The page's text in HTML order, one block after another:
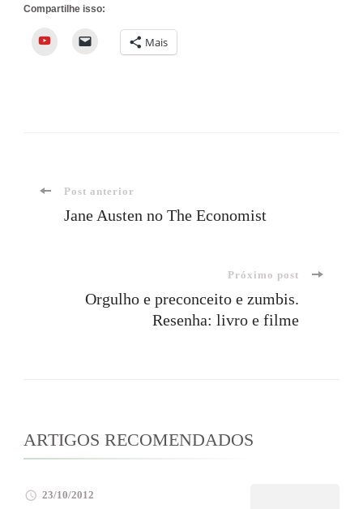
Compartilhe isso:
YouTube Mais
Navegação
post
Post anterior
Jane Austen no The Economist
Próximo post
Orgulho e preconceito e zumbis.
Resenha: livro e filme
ARTIGOS RECOMENDADOS
23/10/2012